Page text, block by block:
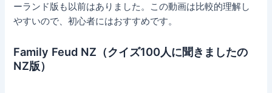
ーランド版も以前はありました。この動画は比較的理解し
やすいので、初心者にはおすすめです。
Family Feud NZ（クイズ100人に聞きましたの
NZ版）